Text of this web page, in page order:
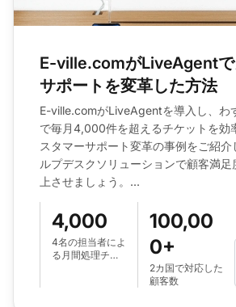
E-ville.comがLiveAgentで
サポートを変革した方法
E-ville.comがLiveAgentを導入し、わ
で毎月4,000件を超えるチケットを効
スタマーサポート変革の事例をご紹
ルプデスクソリューションで顧客満足
上させましょう。...
4,000
4名の担当者によ
る月間処理チケ
100,00
0+
2カ国で対応した
顧客数